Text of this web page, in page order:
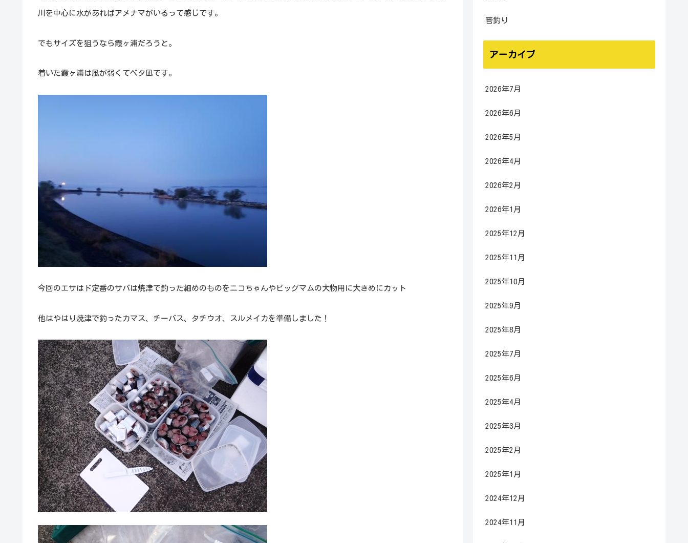
川を中心に水があればアメナマがいるって感じです。
でもサイズを狙うなら霞ヶ浦だろうと。
着いた霞ヶ浦は風が弱くてベタ凪です。
今回のエサはド定番のサバは焼津で釣った細めのものをニコちゃんやビッグマムの大物用に大きめにカット
他はやはり焼津で釣ったカマス、チーバス、タチウオ、スルメイカを準備しました！
管釣り
アーカイブ
2026年7月
2026年6月
2026年5月
2026年4月
2026年2月
2026年1月
2025年12月
2025年11月
2025年10月
2025年9月
2025年8月
2025年7月
2025年6月
2025年4月
2025年3月
2025年2月
2025年1月
2024年12月
2024年11月